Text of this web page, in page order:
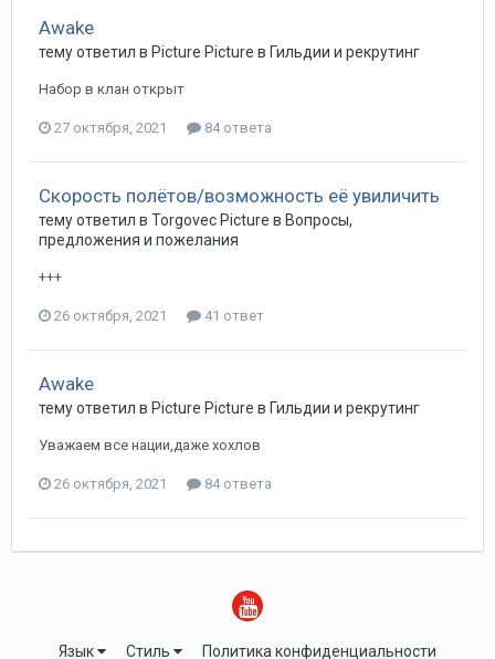
Awake
тему ответил в Picture Picture в Гильдии и рекрутинг
Набор в клан открыт
27 октября, 2021 84 ответа
Скорость полётов/возможность её увиличить
тему ответил в Torgovec Picture в Вопросы,
предложения и пожелания
+++
26 октября, 2021 41 ответ
Awake
тему ответил в Picture Picture в Гильдии и рекрутинг
Уважаем все нации,даже хохлов
26 октября, 2021 84 ответа
Язык Стиль Политика конфиденциальности